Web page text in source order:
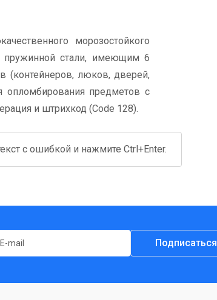
морозостойкого
пружинной стали, имеющим 6
(контейнеров, люков, дверей,
опломбирования предметов с
и штрихкод (Code 128).
с ошибкой и нажмите Ctrl+Enter.
Подписаться